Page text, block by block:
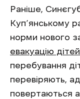
Раніше,
Куп’янському
норми нового
евакуацію дітей
перебування
перевіряють,
повертаються